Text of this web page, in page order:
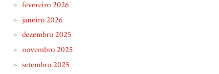
fevereiro 2026
janeiro 2026
dezembro 2025
novembro 2025
setembro 2025